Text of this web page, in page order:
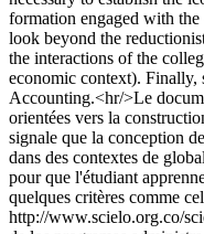
formation engaged with
look beyond the
the interactions of the
economic context). Finally,
Accounting.<hr/>Le
orientées vers la
signale que la conception
dans des contextes de
pour que l'étudiant
quelques critères comme
http://www.scielo.org.co/